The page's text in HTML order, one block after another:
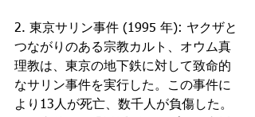
2. 東京サリン事件 (1995 年): ヤクザと
つながりのある宗教カルト、オウム真
理教は、東京の地下鉄に対して致命的
なサリン事件を実行した。この事件に
より13人が死亡、数千人が負傷した。